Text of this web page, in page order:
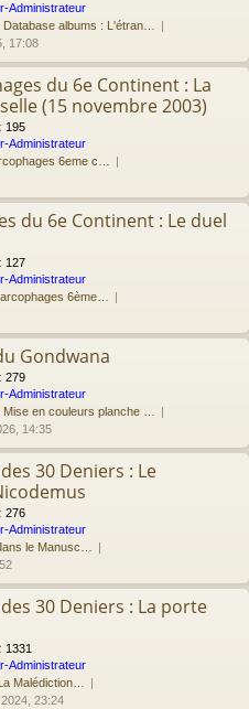
Administrateur
Database albums : L'étran…
17:08
du 6e Continent : La
(15 novembre 2003)
: 195
Administrateur
6eme c…
du 6e Continent : Le duel
: 127
Administrateur
6ème…
Gondwana
: 279
Administrateur
Mise en couleurs planche …
14:35
30 Deniers : Le
: 276
Administrateur
le Manusc…
30 Deniers : La porte
: 1331
Administrateur
Malédiction…
2024, 23:24